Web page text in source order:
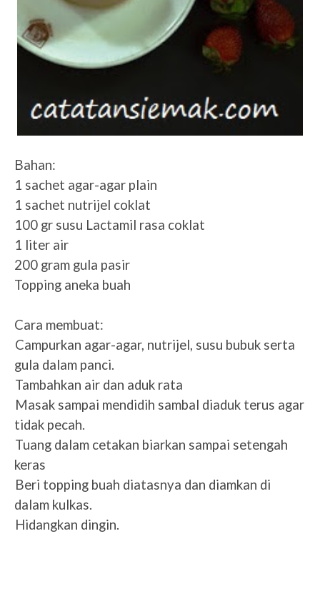
Bahan:
1 sachet agar-agar plain
1 sachet nutrijel coklat
100 gr susu Lactamil rasa coklat
1 liter air
200 gram gula pasir
Topping aneka buah
Cara membuat:
Campurkan agar-agar, nutrijel, susu bubuk serta
gula dalam panci.
Tambahkan air dan aduk rata
Masak sampai mendidih sambal diaduk terus agar
tidak pecah.
Tuang dalam cetakan biarkan sampai setengah
keras
Beri topping buah diatasnya dan diamkan di
dalam kulkas.
Hidangkan dingin.